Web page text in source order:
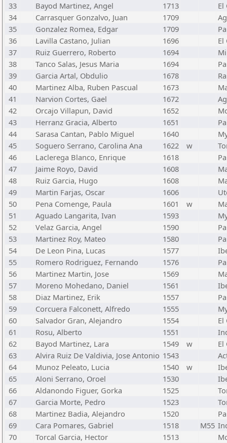
33
Bayod Martinez, Angel 1713
El
34
Carrasquer Gonzalvo, Juan 1709
35
Gonzalez Romea, Edgar 1709
36
Lavilla Castano, Julian 1696
El
37
Ruiz Guerrero, Roberto 1694
38
Tanco Salas, Jesus Maria 1694
39
Garcia Artal, Obdulio 1678
40
Martinez Alba, Ruben Pascual 1673
41
Narvion Cortes, Gael 1672
42
Orcajo Villapun, David 1652
43
Herranz Gracia, Alberto 1651
44
Sarasa Cantan, Pablo Miguel 1640
45
Soguero Serrano, Carolina Ana 1622 w
46
Laclerega Blanco, Enrique 1618
47
Jaime Royo, David 1608
48
Ruiz Garcia, Hugo 1608
49
Martin Farjas, Oscar 1606
50
Pena Comenge, Paula 1601 w
51
Aguado Langarita, Ivan 1593
52
Velaz Garcia, Angel 1590
53
Martinez Roy, Mateo 1580
54
De Leon Pina, Lucas 1577
55
Romero Rodriguez, Fernando 1576
56
Martinez Martin, Jose 1569
57
Moreno Mohedano, Daniel 1561
58
Diaz Martinez, Erik 1557
59
Corcuera Falconett, Alfredo 1555
60
Salvador Gran, Alejandro 1554
El
61
Rosu, Alberto 1551
62
Bayod Martinez, Lara 1549 w
El
63
Alvira Ruiz De Valdivia, Jose Antonio 1543
64
Munoz Peleato, Lucia 1540 w
65
Aloni Serrano, Oroel 1530
66
Aldanondo Figuer, Gorka 1525
67
Garcia Morte, Pedro 1523
68
Martinez Badia, Alejandro 1520
69
Cara Pomares, Gabriel 1518 M55
70
Torcal Garcia, Hector 1513